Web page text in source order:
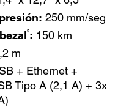
250 mm/seg
5: 150 km
m
+ Ethernet +
Tipo A (2,1 A) + 3x